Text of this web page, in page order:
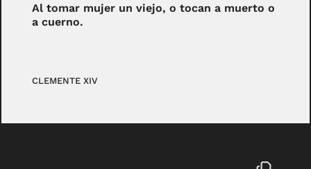
Al tomar mujer un viejo, o tocan a muerto o
a cuerno.
CLEMENTE XIV